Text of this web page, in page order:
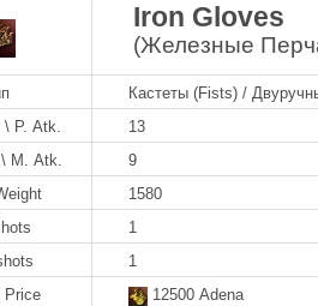
Iron Gloves
(Железные
Кастеты (Fists) /
\ P. Atk.
13
M. Atk.
9
1580
1
1
Price
12500 Adena